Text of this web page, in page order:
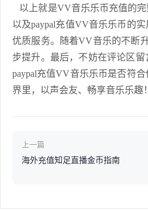
以上就是VV音乐乐币充值的
以及paypal充值VV音乐乐币的
优质服务。随着VV音乐的不断
步提升。最后，不妨在评论区
paypal充值VV音乐乐币是否符
界里，以声会友、畅享音乐乐趣！
上一篇
海外充值知足直播金币指南